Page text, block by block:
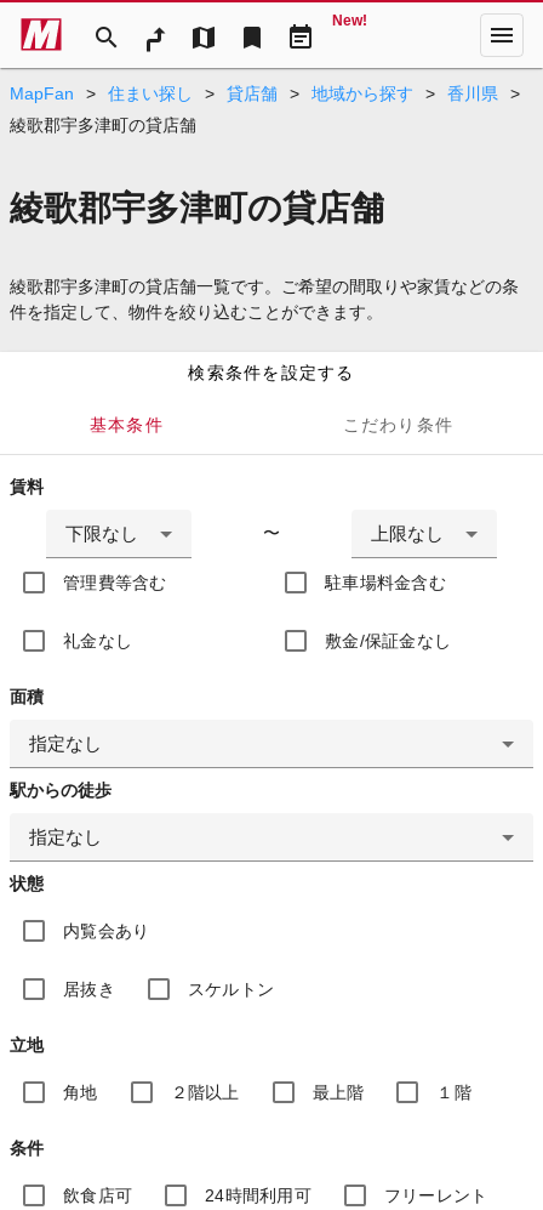
search map bookmark event_note
New! menu
MapFan > 住まい探し > 貸店舗 > 地域から探す > 香川県
>
綾歌郡宇多津町の貸店舗
綾歌郡宇多津町の貸店舗
綾歌郡宇多津町の貸店舗一覧です。ご希望の間取りや家賃などの条
件を指定して、物件を絞り込むことができます。
検索条件を設定する
基本条件 こだわり条件
賃料
下限なし 〜 上限なし
管理費等含む 駐車場料金含む
礼金なし 敷金/保証金なし
面積
指定なし
駅からの徒歩
指定なし
状態
内覧会あり
居抜き スケルトン
立地
角地 ２階以上 最上階 １階
条件
飲食店可 24時間利用可 フリーレント